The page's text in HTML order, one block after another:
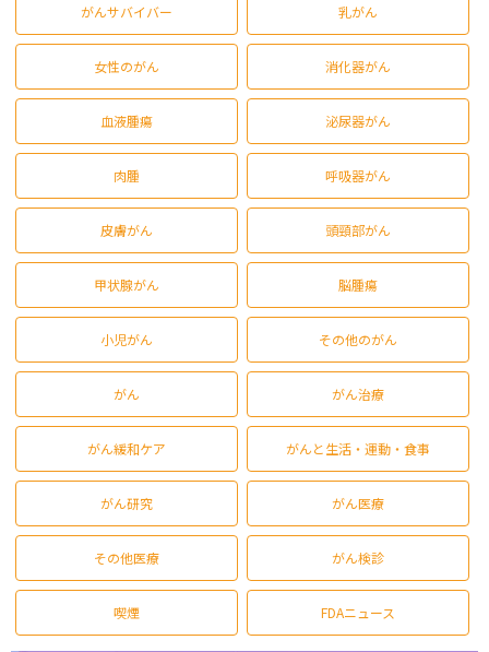
がんサバイバー 乳がん
女性のがん 消化器がん
血液腫瘍 泌尿器がん
肉腫 呼吸器がん
皮膚がん 頭頸部がん
甲状腺がん 脳腫瘍
小児がん その他のがん
がん がん治療
がん緩和ケア がんと生活・運動・食事
がん研究 がん医療
その他医療 がん検診
喫煙 FDAニュース